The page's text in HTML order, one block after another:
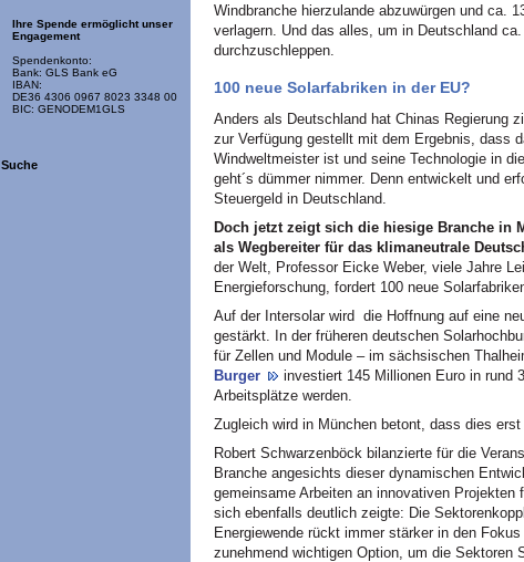
Ihre Spende ermöglicht unser
Engagement
Spendenkonto:
Bank: GLS Bank eG
IBAN:
DE36 4306 0967 8023 3348 00
BIC: GENODEM1GLS
Suche
Windbranche hierzulande abzuwürgen und ca.
verlagern. Und das alles, um in Deutschland
durchzuschleppen.
100 neue Solarfabriken in der EU?
Anders als Deutschland hat Chinas Regierung
zur Verfügung gestellt mit dem Ergebnis, dass
Windweltmeister ist und seine Technologie in
geht´s dümmer nimmer. Denn entwickelt und
Steuergeld in Deutschland.
Doch jetzt zeigt sich die hiesige Branche in
als Wegbereiter für das klimaneutrale
der Welt, Professor Eicke Weber, viele Jahre
Energieforschung, fordert 100 neue
Auf der Intersolar wird die Hoffnung auf eine
gestärkt. In der früheren deutschen
für Zellen und Module – im sächsischen
Burger
investiert 145 Millionen Euro in rund
Arbeitsplätze werden.
Zugleich wird in München betont, dass dies
Robert Schwarzenböck bilanzierte für die
Branche angesichts dieser dynamischen
gemeinsame Arbeiten an innovativen
sich ebenfalls deutlich zeigte: Die
Energiewende rückt immer stärker in den
zunehmend wichtigen Option, um die Sektoren